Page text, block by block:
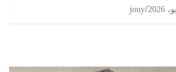
jouy